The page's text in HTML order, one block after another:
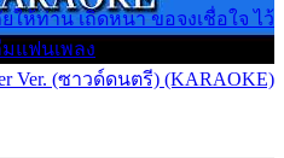
ห้ท่าน เถิดหนา ขอจงเชื่อใจ ไว้
แฟนเพลง
Ver. (ซาวด์ดนตรี) (KARAOKE)